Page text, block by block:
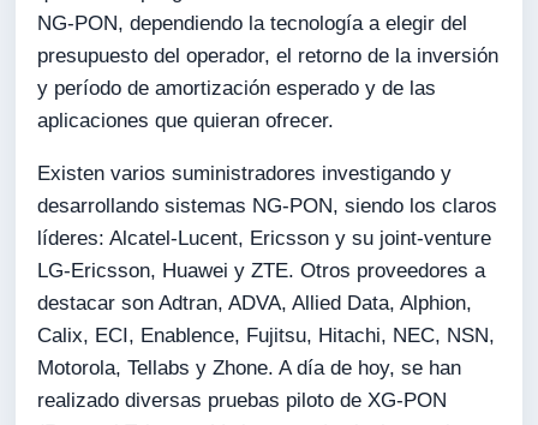
NG-PON, dependiendo la tecnología a elegir del
presupuesto del operador, el retorno de la inversión
y período de amortización esperado y de las
aplicaciones que quieran ofrecer.
Existen varios suministradores investigando y
desarrollando sistemas NG-PON, siendo los claros
líderes: Alcatel-Lucent, Ericsson y su joint-venture
LG-Ericsson, Huawei y ZTE. Otros proveedores a
destacar son Adtran, ADVA, Allied Data, Alphion,
Calix, ECI, Enablence, Fujitsu, Hitachi, NEC, NSN,
Motorola, Tellabs y Zhone. A día de hoy, se han
realizado diversas pruebas piloto de XG-PON